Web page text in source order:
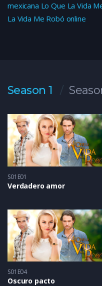
mexicana Lo Que La Vida
La Vida Me Robó online
Season 1
S01E01
Verdadero amor
S01E04
Oscuro pacto